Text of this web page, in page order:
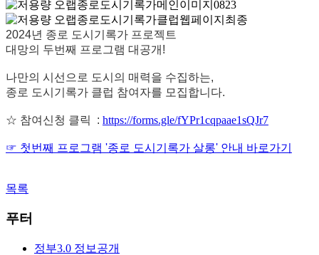
2024년 종로 도시기록가 프로젝트
대망의 두번째 프로그램 대공개!
나만의 시선으로 도시의 매력을 수집하는,
종로 도시기록가 클럽 참여자를 모집합니다.
☆ 참여신청 클릭 : https://forms.gle/fYPr1cqpaae1sQJr7
☞ 첫번째 프로그램 '종로 도시기록가 살롱' 안내 바로가기
목록
푸터
정부3.0 정보공개